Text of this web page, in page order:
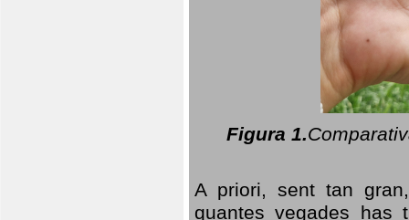
Figura 1.
A priori, sent tan
quantes vegades has